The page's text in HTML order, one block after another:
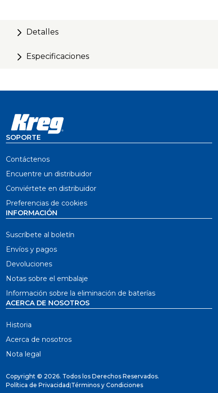
Detalles
Especificaciones
SOPORTE
Contáctenos
Encuentre un distribuidor
Conviértete en distribuidor
Preferencias de cookies
INFORMACIÓN
Suscríbete al boletín
Envíos y pagos
Devoluciones
Notas sobre el embalaje
Información sobre la eliminación de baterías
ACERCA DE NOSOTROS
Historia
Acerca de nosotros
Nota legal
Copyright © 2026. Todos los Derechos Reservados.
Política de Privacidad |Términos y Condiciones